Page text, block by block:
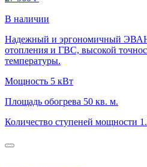
В наличии
Надежный и эргономичный
отопления и ГВС, высокой
температуры.
Мощность 5 кВт
Площадь обогрева 50 кв. м.
Количество ступеней мощности